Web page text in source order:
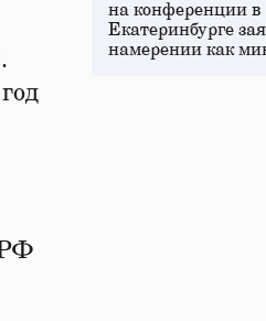
РФ
на конференции в
Екатеринбурге
намерении как